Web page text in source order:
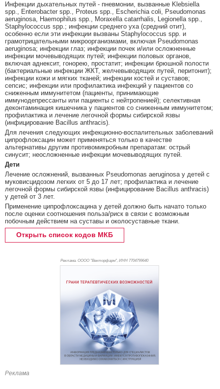
Инфекции дыхательных путей - пневмонии, вызванные Klebsiella
spp., Enterobacter spp., Proteus spp., Escherichia coli, Pseudomonas
aeruginosa, Haemophilus spp., Moraxella catarrhalis, Legionella spp.,
Staphylococcus spp.; инфекции среднего уха (средний отит),
особенно если эти инфекции вызваны Staphylococcus spp. и
грамотрицательными микроорганизмами, включая Pseudomonas
aeruginosa; инфекции глаз; инфекции почек и/или осложненные
инфекции мочевыводящих путей; инфекции половых органов,
включая аднексит, гонорею, простатит; инфекции брюшной полости
(бактериальные инфекции ЖКТ, желчевыводящих путей, перитонит);
инфекции кожи и мягких тканей; инфекции костей и суставов;
сепсис; инфекции или профилактика инфекций у пациентов со
сниженным иммунитетом (пациенты, принимающие
иммунодепрессанты или пациенты с нейтропенией); селективная
деконтаминация кишечника у пациентов со сниженным иммунитетом;
профилактика и лечение легочной формы сибирской язвы
(инфицирование Bacillus anthracis).
Для лечения следующих инфекционно-воспалительных заболеваний
ципрофлоксацин может применяться только в качестве
альтернативы другим противомикробным препаратам: острый
синусит; неосложненные инфекции мочевыводящих путей.
Дети
Лечение осложнений, вызванных Pseudomonas aeruginosa у детей с
муковисцидозом легких от 5 до 17 лет; профилактика и лечение
легочной формы сибирской язвы (инфицирование Bacillus anthracis)
у детей от 3 лет.
Применение ципрофлоксацина у детей должно быть начато только
после оценки соотношения польза/риск в связи с возможным
побочным действием на суставы и околосуставные ткани.
Открыть список кодов МКБ
Реклама. ОООО "Векторфарм", ИНН 7704799640
Реклама